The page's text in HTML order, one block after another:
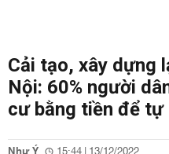
Cải tạo, xây dựng
Nội: 60% người
cư bằng tiền để tự